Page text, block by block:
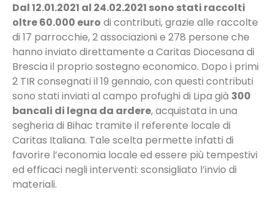
Dal 12.01.2021 al 24.02.2021 sono stati raccolti
oltre 60.000 euro di contributi, grazie alle raccolte
di 17 parrocchie, 2 associazioni e 278 persone che
hanno inviato direttamente a Caritas Diocesana di
Brescia il proprio sostegno economico. Dopo i primi
2 TIR consegnati il 19 gennaio, con questi contributi
sono stati inviati al campo profughi di Lipa già 300
bancali di legna da ardere, acquistata in una
segheria di Bihac tramite il referente locale di
Caritas Italiana. Tale scelta permette infatti di
favorire l’economia locale ed essere più tempestivi
ed efficaci negli interventi: sconsigliato l’invio di
materiali.